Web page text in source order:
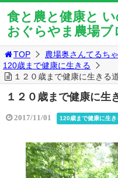
食と農と健康と
おぐらやま農場ブ
TOP
農場奥さんてるち
120歳まで健康に生きる
１２０歳まで健康に生きる
１２０歳まで健康に生
2017/11/01 120歳まで健康に生き